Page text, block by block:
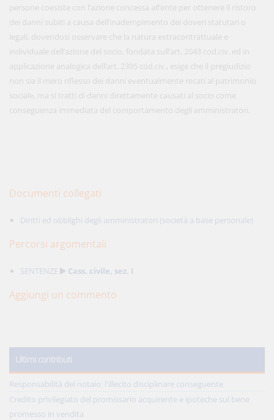
persone coesiste con l’azione concessa all’ente per ottenere il ristoro
dei danni subiti a causa dell’inadempimento dei doveri statutari o
legali, dovendosi osservare che la natura extracontrattuale e
individuale dell’azione del socio, fondata sull’art. 2043 cod.civ. ed in
applicazione analogica dell’art. 2395 cod.civ., esige che il pregiudizio
non sia il mero riflesso dei danni eventualmente recati al patrimonio
sociale, ma si tratti di danni direttamente causati al socio come
conseguenza immediata del comportamento degli amministratori.
Documenti collegati
Diritti ed obblighi degli amministratori (società a base personale)
Percorsi argomentali
SENTENZE Cass. civile, sez. I
Aggiungi un commento
Ultimi contributi
Responsabilità del notaio: l'illecito disciplinare conseguente
Credito privilegiato del promissario acquirente e ipoteche sul bene
promesso in vendita